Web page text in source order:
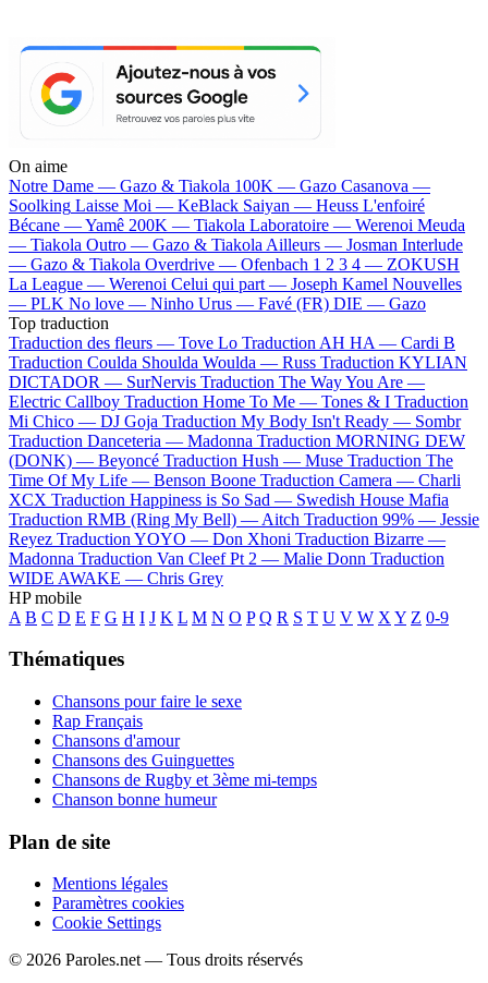
On aime
Notre Dame — Gazo & Tiakola 100K — Gazo Casanova —
Soolking Laisse Moi — KeBlack Saiyan — Heuss L'enfoiré
Bécane —Yamê 200K — Tiakola Laboratoire — Werenoi Meuda
— Tiakola Outro — Gazo & Tiakola Ailleurs — Josman Interlude
— Gazo & Tiakola Overdrive — Ofenbach 1 2 3 4 — ZOKUSH
La League — Werenoi Celui qui part — Joseph Kamel Nouvelles
— PLK No love — Ninho Urus — Favé (FR) DIE — Gazo
Top traduction
Traduction des fleurs — Tove Lo Traduction AH HA — Cardi B
Traduction Coulda Shoulda Woulda — Russ Traduction KYLIAN
DICTADOR — SurNervis Traduction The Way You Are —
Electric Callboy Traduction Home To Me — Tones & I Traduction
Mi Chico — DJ Goja Traduction My Body Isn't Ready — Sombr
Traduction Danceteria — Madonna Traduction MORNING DEW
(DONK) — Beyoncé Traduction Hush — Muse Traduction The
Time Of My Life — Benson Boone Traduction Camera — Charli
XCX Traduction Happiness is So Sad — Swedish House Mafia
Traduction RMB (Ring My Bell) — Aitch Traduction 99% — Jessie
Reyez Traduction YOYO — Don Xhoni Traduction Bizarre —
Madonna Traduction Van Cleef Pt 2 — Malie Donn Traduction
WIDE AWAKE — Chris Grey
HP mobile
A B C D E F G H I J K L M N O P Q R S T U V W X Y Z 0-9
Thématiques
Chansons pour faire le sexe
Rap Français
Chansons d'amour
Chansons des Guinguettes
Chansons de Rugby et 3ème mi-temps
Chanson bonne humeur
Plan de site
Mentions légales
Paramètres cookies
Cookie Settings
© 2026 Paroles.net — Tous droits réservés